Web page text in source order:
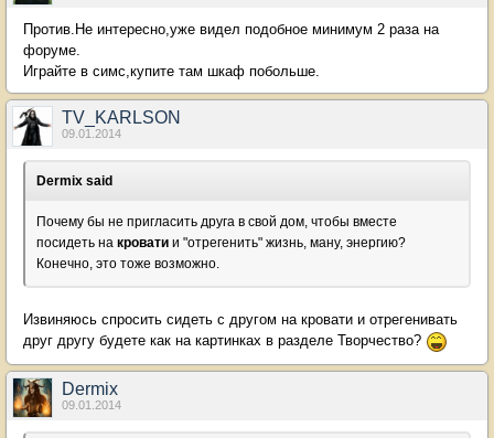
Против.Не интересно,уже видел подобное минимум 2 раза на
форуме.
Играйте в симс,купите там шкаф побольше.
TV_KARLSON
09.01.2014
Dermix said
Почему бы не пригласить друга в свой дом, чтобы вместе
посидеть на кровати и "отрегенить" жизнь, ману, энергию?
Конечно, это тоже возможно.
Извиняюсь спросить сидеть с другом на кровати и отрегенивать
друг другу будете как на картинках в разделе Творчество?
Dermix
09.01.2014